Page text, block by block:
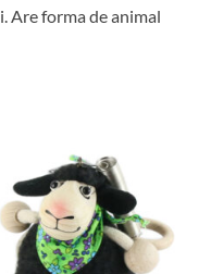
Are forma de animal